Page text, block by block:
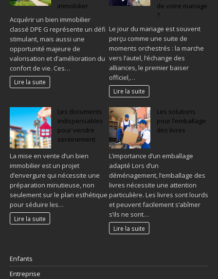
immobilier
Acquérir un bien immobilier
classé DPE G représente un défi
stimulant, mais aussi une
opportunité majeure de
valorisation et d’amélioration du
confort de vie. Ces…
Lire la suite
de votre mariage
?
Le jour du mariage est souvent
perçu comme une suite de
moments orchestrés : la marche
vers l’autel, l’échange des
alliances, le premier baiser
officiel,…
Lire la suite
Les documents
indispensables
pour vendre
sereinement
La mise en vente d’un bien
immobilier est un projet
d’envergure qui nécessite une
préparation minutieuse, non
seulement sur le plan esthétique
pour séduire les…
Lire la suite
Les solutions
pour l’emballage
des livres
L’importance d’un emballage
adapté Lors d’un
déménagement, l’emballage des
livres nécessite une attention
particulière. Les livres sont lourds
et peuvent facilement s’abîmer
s’ils ne sont…
Lire la suite
Enfants
Entreprise